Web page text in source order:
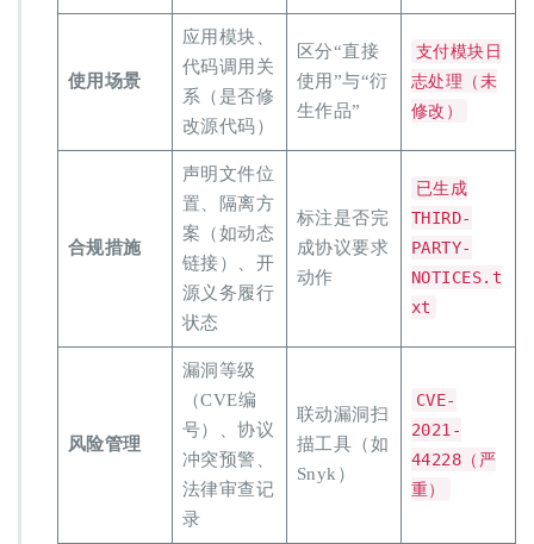
使用场景
应用模块、
代码调用关
系（是否修
改源代码）
区分“直接
使用”与“衍
生作品”
支付模块日
志处理（未
修改）
合规措施
声明文件位
置、隔离方
案（如动态
链接）、开
源义务履行
状态
标注是否完
成协议要求
动作
已生成
THIRD-
PARTY-
NOTICES.t
xt
风险管理
漏洞等级
（CVE编
号）、协议
冲突预警、
法律审查记
录
联动漏洞扫
描工具（如
Snyk）
CVE-
2021-
44228（严
重）